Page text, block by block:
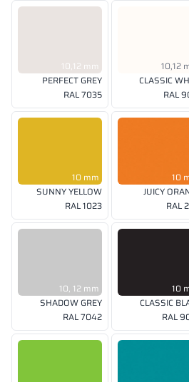
10,12 mm
PERFECT GREY
RAL 7035
10,12
CLASSIC
RAL
10 mm
SUNNY YELLOW
RAL 1023
10
JUICY
RAL
10, 12 mm
SHADOW GREY
RAL 7042
10
CLASSIC
RAL